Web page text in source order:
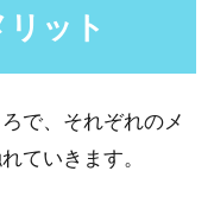
心地を検証
ット
で、それぞれのメ
ていきます。